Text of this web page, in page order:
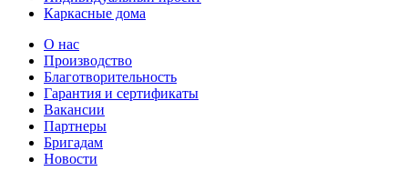
Каркасные дома
О нас
Производство
Благотворительность
Гарантия и сертификаты
Вакансии
Партнеры
Бригадам
Новости